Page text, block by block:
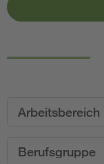
Arbeitsbereich
Berufsgruppe